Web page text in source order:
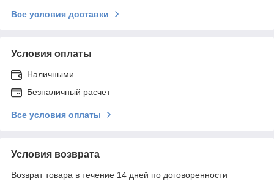
Все условия доставки
Условия оплаты
Наличными
Безналичный расчет
Все условия оплаты
Условия возврата
Возврат товара в течение 14 дней по договоренности